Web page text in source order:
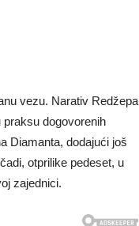
vezu. Narativ Redžepa
praksu dogovorenih
Diamanta, dodajući još
otprilike pedeset, u
zajednici.